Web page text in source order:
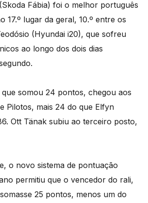
Fábia) foi o melhor português
17.º lugar da geral, 10.º entre os
(Hyundai i20), que sofreu
ao longo dos dois dias
somou 24 pontos, chegou aos
Pilotos, mais 24 do que Elfyn
Ott Tänak subiu ao terceiro posto,
o novo sistema de pontuação
permitiu que o vencedor do rali,
25 pontos, menos um do